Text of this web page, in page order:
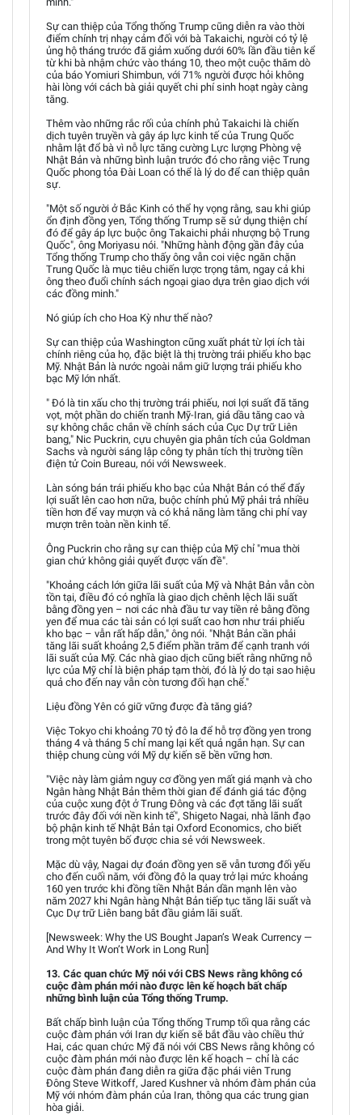
Sự can thiệp của Tổng thống Trump cũng diễn ra vào thời
điểm chính trị nhạy cảm đối với bà Takaichi, người có tỷ lệ
ủng hộ tháng trước đã giảm xuống dưới 60% lần đầu tiên kể
từ khi bà nhậm chức vào tháng 10, theo một cuộc thăm dò
của báo Yomiuri Shimbun, với 71% người được hỏi không
hài lòng với cách bà giải quyết chi phí sinh hoạt ngày càng
tăng.
Thêm vào những rắc rối của chính phủ Takaichi là chiến
dịch tuyên truyền và gây áp lực kinh tế của Trung Quốc
nhằm lật đổ bà vì nỗ lực tăng cường Lực lượng Phòng vệ
Nhật Bản và những bình luận trước đó cho rằng việc Trung
Quốc phong tỏa Đài Loan có thể là lý do để can thiệp quân
sự.
"Một số người ở Bắc Kinh có thể hy vọng rằng, sau khi giúp
ổn định đồng yen, Tổng thống Trump sẽ sử dụng thiện chí
đó để gây áp lực buộc ông Takaichi phải nhượng bộ Trung
Quốc", ông Moriyasu nói. "Những hành động gần đây của
Tổng thống Trump cho thấy ông vẫn coi việc ngăn chặn
Trung Quốc là mục tiêu chiến lược trọng tâm, ngay cả khi
ông theo đuổi chính sách ngoại giao dựa trên giao dịch với
các đồng minh."
Nó giúp ích cho Hoa Kỳ như thế nào?
Sự can thiệp của Washington cũng xuất phát từ lợi ích tài
chính riêng của họ, đặc biệt là thị trường trái phiếu kho bạc
Mỹ. Nhật Bản là nước ngoài nắm giữ lượng trái phiếu kho
bạc Mỹ lớn nhất.
" Đó là tin xấu cho thị trường trái phiếu, nơi lợi suất đã tăng
vọt, một phần do chiến tranh Mỹ-Iran, giá dầu tăng cao và
sự không chắc chắn về chính sách của Cục Dự trữ Liên
bang," Nic Puckrin, cựu chuyên gia phân tích của Goldman
Sachs và người sáng lập công ty phân tích thị trường tiền
điện tử Coin Bureau, nói với Newsweek.
Làn sóng bán trái phiếu kho bạc của Nhật Bản có thể đẩy
lợi suất lên cao hơn nữa, buộc chính phủ Mỹ phải trả nhiều
tiền hơn để vay mượn và có khả năng làm tăng chi phí vay
mượn trên toàn nền kinh tế.
Ông Puckrin cho rằng sự can thiệp của Mỹ chỉ "mua thời
gian chứ không giải quyết được vấn đề".
"Khoảng cách lớn giữa lãi suất của Mỹ và Nhật Bản vẫn còn
tồn tại, điều đó có nghĩa là giao dịch chênh lệch lãi suất
bằng đồng yen – nơi các nhà đầu tư vay tiền rẻ bằng đồng
yen để mua các tài sản có lợi suất cao hơn như trái phiếu
kho bạc – vẫn rất hấp dẫn," ông nói. "Nhật Bản cần phải
tăng lãi suất khoảng 2,5 điểm phần trăm để cạnh tranh với
lãi suất của Mỹ. Các nhà giao dịch cũng biết rằng những nỗ
lực của Mỹ chỉ là biện pháp tạm thời, đó là lý do tại sao hiệu
quả cho đến nay vẫn còn tương đối hạn chế."
Liệu đồng Yên có giữ vững được đà tăng giá?
Việc Tokyo chi khoảng 70 tỷ đô la để hỗ trợ đồng yen trong
tháng 4 và tháng 5 chỉ mang lại kết quả ngắn hạn. Sự can
thiệp chung cùng với Mỹ dự kiến sẽ bền vững hơn.
"Việc này làm giảm nguy cơ đồng yen mất giá mạnh và cho
Ngân hàng Nhật Bản thêm thời gian để đánh giá tác động
của cuộc xung đột ở Trung Đông và các đợt tăng lãi suất
trước đây đối với nền kinh tế", Shigeto Nagai, nhà lãnh đạo
bộ phận kinh tế Nhật Bản tại Oxford Economics, cho biết
trong một tuyên bố được chia sẻ với Newsweek.
Mặc dù vậy, Nagai dự đoán đồng yen sẽ vẫn tương đối yếu
cho đến cuối năm, với đồng đô la quay trở lại mức khoảng
160 yen trước khi đồng tiền Nhật Bản dần mạnh lên vào
năm 2027 khi Ngân hàng Nhật Bản tiếp tục tăng lãi suất và
Cục Dự trữ Liên bang bắt đầu giảm lãi suất.
[Newsweek: Why the US Bought Japan’s Weak Currency —
And Why It Won’t Work in Long Run]
13. Các quan chức Mỹ nói với CBS News rằng không có
cuộc đàm phán mới nào được lên kế hoạch bất chấp
những bình luận của Tổng thống Trump.
Bất chấp bình luận của Tổng thống Trump tối qua rằng các
cuộc đàm phán với Iran dự kiến sẽ bắt đầu vào chiều thứ
Hai, các quan chức Mỹ đã nói với CBS News rằng không có
cuộc đàm phán mới nào được lên kế hoạch – chỉ là các
cuộc đàm phán đang diễn ra giữa đặc phái viên Trung
Đông Steve Witkoff, Jared Kushner và nhóm đàm phán của
Mỹ với nhóm đàm phán của Iran, thông qua các trung gian
hòa giải.